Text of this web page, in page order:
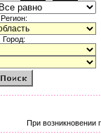
Регион:
Город:
При возникновении